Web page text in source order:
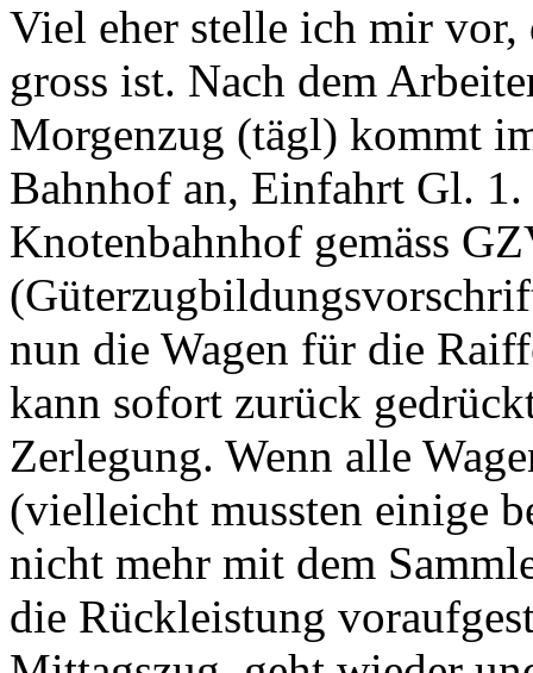
Viel eher stelle ich mir vor,
gross ist. Nach dem
Morgenzug (tägl) kommt
Bahnhof an, Einfahrt Gl.
Knotenbahnhof gemäss
nun die Wagen für die
kann sofort zurück
Zerlegung. Wenn alle
(vielleicht mussten einige
nicht mehr mit dem
die Rückleistung